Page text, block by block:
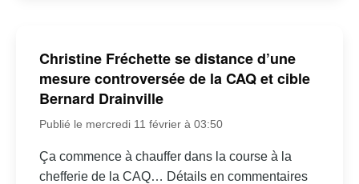
Christine Fréchette se distance d’une
mesure controversée de la CAQ et cible
Bernard Drainville
Publié le mercredi 11 février à 03:50
Ça commence à chauffer dans la course à la
chefferie de la CAQ… Détails en commentaires